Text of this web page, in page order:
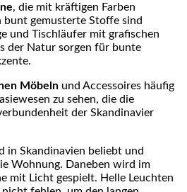
, die mit kräftigen Farben
gemusterte Stoffe sind
und Tischläufer mit grafischen
der Natur sorgen für bunte
Möbeln und Accessoires häufig
zu sehen, die die
der Skandinavier
in Skandinavien beliebt und
Wohnung. Daneben wird im
mit Licht gespielt. Helle Leuchten